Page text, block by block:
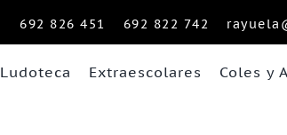
692 826 451 692 822 742
Ludoteca Extraescolares Coles y